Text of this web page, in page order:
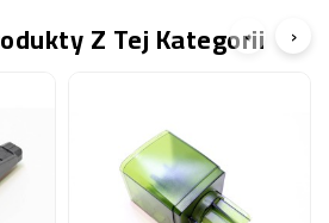
Z Tej Kategorii
‹ ›